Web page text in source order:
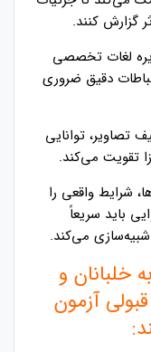
گزارش کنند.
لغات تخصصی
دقیق ضروری
تصاویر، توانایی
تقویت می‌کند.
شرایط واقعی را
باید سریعاً
شبیه‌سازی می‌کند.
به خلبانان و
آزمون